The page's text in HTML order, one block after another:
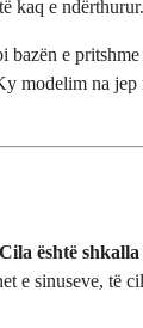
kaq e ndërthurur.
e
modelim na jep
është shkalla
e sinuseve, të